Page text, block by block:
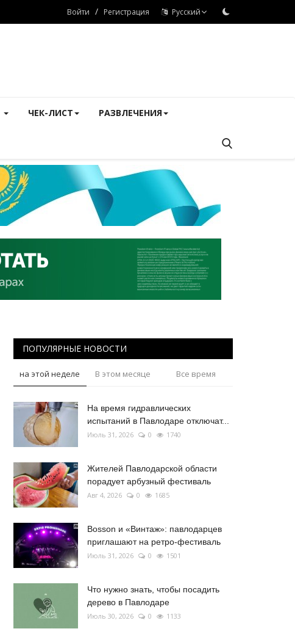
Войти / Регистрация Русский
ЧЕК-ЛИСТ РАЗВЛЕЧЕНИЯ
ПОПУЛЯРНЫЕ НОВОСТИ
на этой неделе В этом месяце Все время
На время гидравлических
испытаний в Павлодаре отключат...
Июль 31, 2026 0 1740
Жителей Павлодарской области
порадует арбузный фестиваль
Авг 4, 2026 0 1685
Bosson и «Винтаж»: павлодарцев
приглашают на ретро-фестиваль
Июль 31, 2026 0 1501
Что нужно знать, чтобы посадить
дерево в Павлодаре
Июль 30, 2026 0 1133